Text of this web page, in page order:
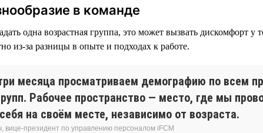
в команде
одна возрастная группа, это может вызвать
из-за разницы в опыте и подходах к работе.
месяца просматриваем демографию по всем
Рабочее пространство — место, где мы
на своём месте, независимо от возраста.
вице-президент по управлению персоналом iFCM